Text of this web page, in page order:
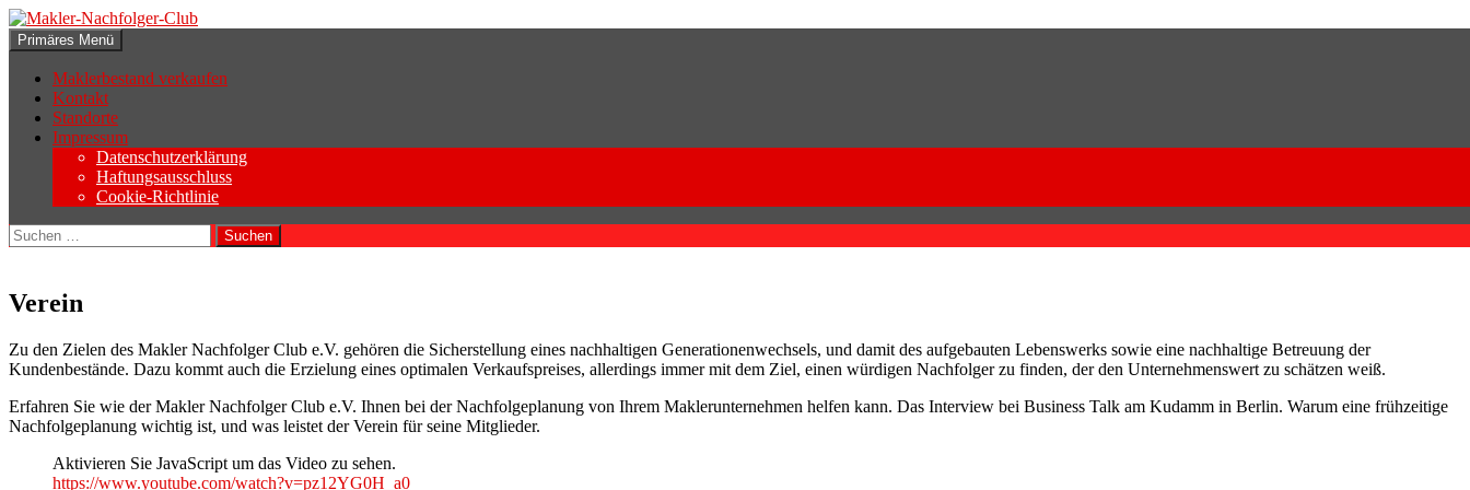
Zum
Inhalt
springen
Makler-Nachfolger-Club
Suchen
Primäres Menü
Maklerbestand verkaufen
Kontakt
Standorte
Impressum
Datenschutzerklärung
Haftungsausschluss
Cookie-Richtlinie
Suchen
nach:
Verein
Zu den Zielen des Makler Nachfolger Club e.V. gehören die Sicherstellung eines nachhaltigen Generationenwechsels, und damit des aufgebauten Lebenswerks sowie eine nachhaltige Betreuung der
Kundenbestände. Dazu kommt auch die Erzielung eines optimalen Verkaufspreises, allerdings immer mit dem Ziel, einen würdigen Nachfolger zu finden, der den Unternehmenswert zu schätzen weiß.
Erfahren Sie wie der Makler Nachfolger Club e.V. Ihnen bei der Nachfolgeplanung von Ihrem Maklerunternehmen helfen kann. Das Interview bei Business Talk am Kudamm in Berlin. Warum eine frühzeitige
Nachfolgeplanung wichtig ist, und was leistet der Verein für seine Mitglieder.
Aktivieren Sie JavaScript um das Video zu sehen.
https://www.youtube.com/watch?v=pz12YG0H_a0